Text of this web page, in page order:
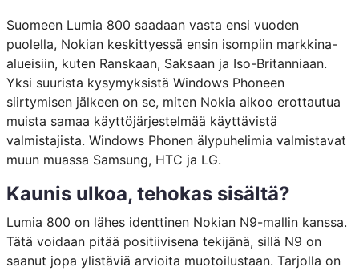
Suomeen Lumia 800 saadaan vasta ensi vuoden
puolella, Nokian keskittyessä ensin isompiin markkina-
alueisiin, kuten Ranskaan, Saksaan ja Iso-Britanniaan.
Yksi suurista kysymyksistä Windows Phoneen
siirtymisen jälkeen on se, miten Nokia aikoo erottautua
muista samaa käyttöjärjestelmää käyttävistä
valmistajista. Windows Phonen älypuhelimia valmistavat
muun muassa Samsung, HTC ja LG.
Kaunis ulkoa, tehokas sisältä?
Lumia 800 on lähes identtinen Nokian N9-mallin kanssa.
Tätä voidaan pitää positiivisena tekijänä, sillä N9 on
saanut jopa ylistäviä arvioita muotoilustaan. Tarjolla on